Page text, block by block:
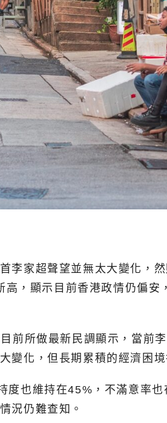
李家超聲望並無太大變化，
，顯示目前香港政情仍偏安
前所做最新民調顯示，當前
變化，但長期累積的經濟困境
也維持在45%，不滿意率
況仍難查知。